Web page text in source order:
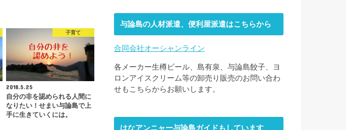
子育て
2018.5.25
自分の非を認められる人間に
なりたい！せまい与論島で上
手に生きていくには。
与論島の人材派遣、便利屋派遣はこちらから
合同会社オーシャンライン
各メーカー生樽ビール、島有泉、与論島餃子、ヨ
ロンアイスクリーム等の卸売り販売のお問い合わ
せもこちらからお願いします。
はなアンニャー与論島ガイドもしています